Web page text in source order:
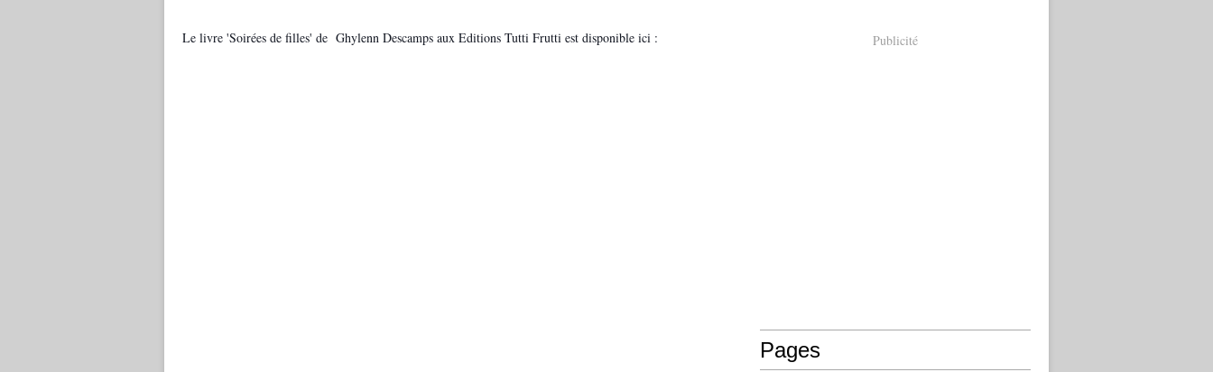
Le livre 'Soirées de filles' de Ghylenn Descamps aux Editions Tutti Frutti est disponible ici : Publicité
Pages